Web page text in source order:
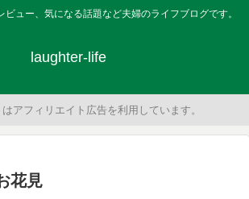
ビュー、気になる話題など夫婦のライフブログです。
laughter-life
アフィリエイト広告を利用しています。
花見